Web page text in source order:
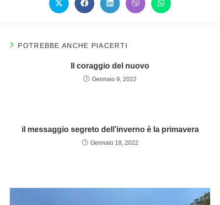
POTREBBE ANCHE PIACERTI
Il coraggio del nuovo
Gennaio 9, 2022
il messaggio segreto dell’inverno è la primavera
Gennaio 18, 2022